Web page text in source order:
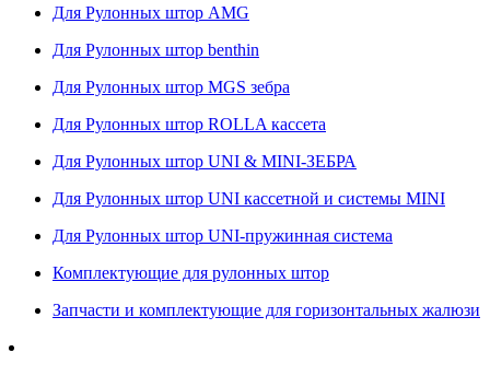
Для Рулонных штор AMG
Для Рулонных штор benthin
Для Рулонных штор MGS зебра
Для Рулонных штор ROLLA кассета
Для Рулонных штор UNI & MINI-ЗЕБРА
Для Рулонных штор UNI кассетной и системы MINI
Для Рулонных штор UNI-пружинная система
Комплектующие для рулонных штор
Запчасти и комплектующие для горизонтальных жалюзи